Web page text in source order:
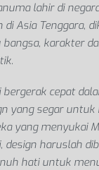
lahir di
di Asia Tenggara,
bangsa, karakter
bergerak cepat
yang segar untuk
yang menyukai
design haruslah
hati untuk